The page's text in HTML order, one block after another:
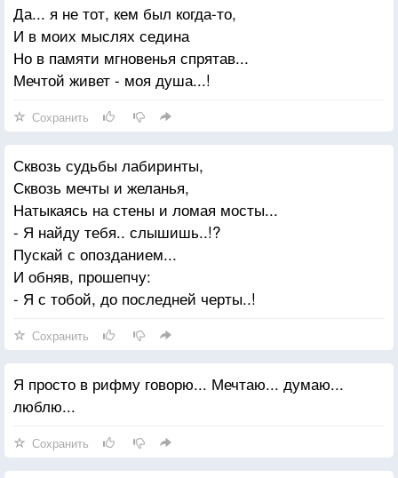
Да... я не тот, кем был когда-то,
И в моих мыслях седина
Но в памяти мгновенья спрятав...
Мечтой живет - моя душа...!
Сохранить
Сквозь судьбы лабиринты,
Сквозь мечты и желанья,
Натыкаясь на стены и ломая мосты...
- Я найду тебя.. слышишь..!?
Пускай с опозданием...
И обняв, прошепчу:
- Я с тобой, до последней черты..!
Сохранить
Я просто в рифму говорю... Мечтаю... думаю...
люблю...
Сохранить